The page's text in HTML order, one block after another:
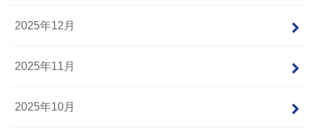
2025年12月
2025年11月
2025年10月